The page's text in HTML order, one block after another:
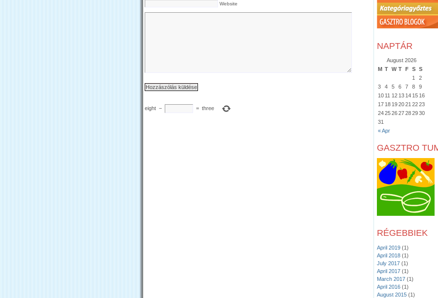
Website
eight − = three
NAPTÁR
August 2026
M T W T F S S
« Apr
1
2
3
4 5 6 7 8
9
10 11 12 13 14 15 16
17 18 192021 2223
24252627282930
31
GASZTRO
RÉGEBBIEK
April 2019 (1)
April 2018 (1)
July 2017 (1)
April 2017 (1)
March 2017 (1)
April 2016 (1)
August 2015 (1)